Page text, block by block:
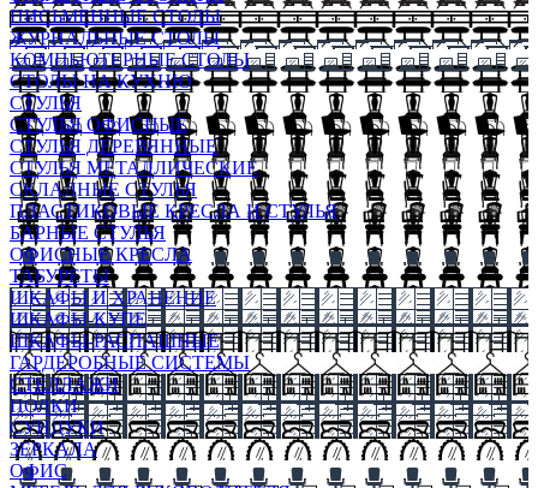
ПИСЬМЕННЫЕ СТОЛЫ
ЖУРНАЛЬНЫЕ СТОЛЫ
КОМПЬЮТЕРНЫЕ СТОЛЫ
СТОЛЫ НА КУХНЮ
СТУЛЬЯ
СТУЛЬЯ ОФИСНЫЕ
СТУЛЬЯ ДЕРЕВЯННЫЕ
СТУЛЬЯ МЕТАЛЛИЧЕСКИЕ
СКЛАДНЫЕ СТУЛЬЯ
ПЛАСТИКОВЫЕ КРЕСЛА И СТУЛЬЯ
БАРНЫЕ СТУЛЬЯ
ОФИСНЫЕ КРЕСЛА
ТАБУРЕТЫ
ШКАФЫ И ХРАНЕНИЕ
ШКАФЫ-КУПЕ
ШКАФЫ-РАСПАШНЫЕ
ГАРДЕРОБНЫЕ СИСТЕМЫ
СТЕЛЛАЖИ
ПОЛКИ
СУНДУКИ
ЗЕРКАЛА
ОФИС